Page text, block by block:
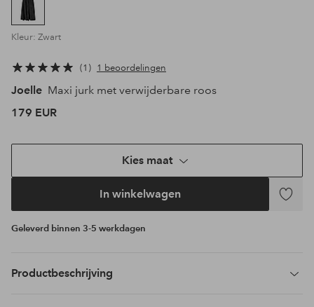
Kleur: Zwart
1 1 beoordelingen
Joelle Maxi jurk met verwijderbare roos
179 EUR
Kies maat
In winkelwagen
Geleverd binnen 3-5 werkdagen
Productbeschrijving